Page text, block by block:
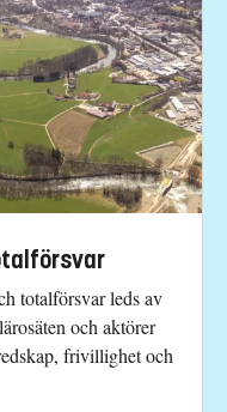
totalförsvar leds av
och aktörer
frivillighet och